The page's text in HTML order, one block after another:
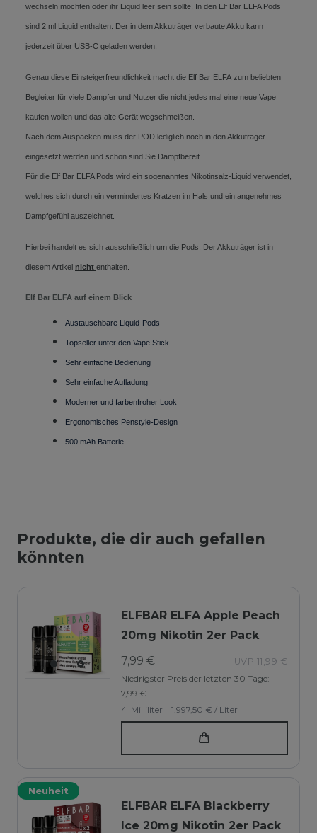
wechseln möchten oder ihr Liquid leer sein sollte. In den Elf Bar ELFA Pods
sind 2 ml Liquid enthalten. Der in dem Akkuträger verbaute Akku kann
jederzeit über USB-C geladen werden.
Genau diese Einsteigerfreundlichkeit macht die Elf Bar ELFA zum beliebten
Begleiter für viele Dampfer und Nutzer die nicht jedes mal eine neue Vape
kaufen wollen und das alte Gerät wegschmeißen.
Nach dem Auspacken muss der POD lediglich noch in den Akkuträger
eingesetzt werden und schon sind Sie Dampfbereit.
Für die Elf Bar ELFA Pods wird ein sogenanntes Nikotinsalz-Liquid verwendet,
welches sich durch ein vermindertes Kratzen im Hals und ein angenehmes
Dampfgefühl auszeichnet.
Hierbei handelt es sich ausschließlich um die Pods. Der Akkuträger ist in
diesem Artikel nicht enthalten.
Elf Bar ELFA auf einem Blick
Austauschbare Liquid-Pods
Topseller unter den Vape Stick
Sehr einfache Bedienung
Sehr einfache Aufladung
Moderner und farbenfroher Look
Ergonomisches Penstyle-Design
500 mAh Batterie
Produkte, die dir auch gefallen
könnten
ELFBAR ELFA Apple Peach
20mg Nikotin 2er Pack
UVP 11,99 €
7,99 €
Niedrigster Preis der letzten 30 Tage:
7,99 €
4 Milliliter | 1.997,50 € / Liter
Neuheit
ELFBAR ELFA Blackberry
Ice 20mg Nikotin 2er Pack